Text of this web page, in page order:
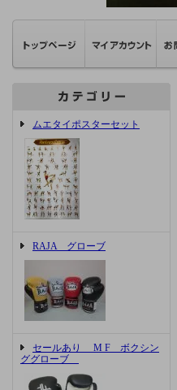
ムエタイポスターセット
RAJA グローブ
セールあり M F ボクシン
ググローブ